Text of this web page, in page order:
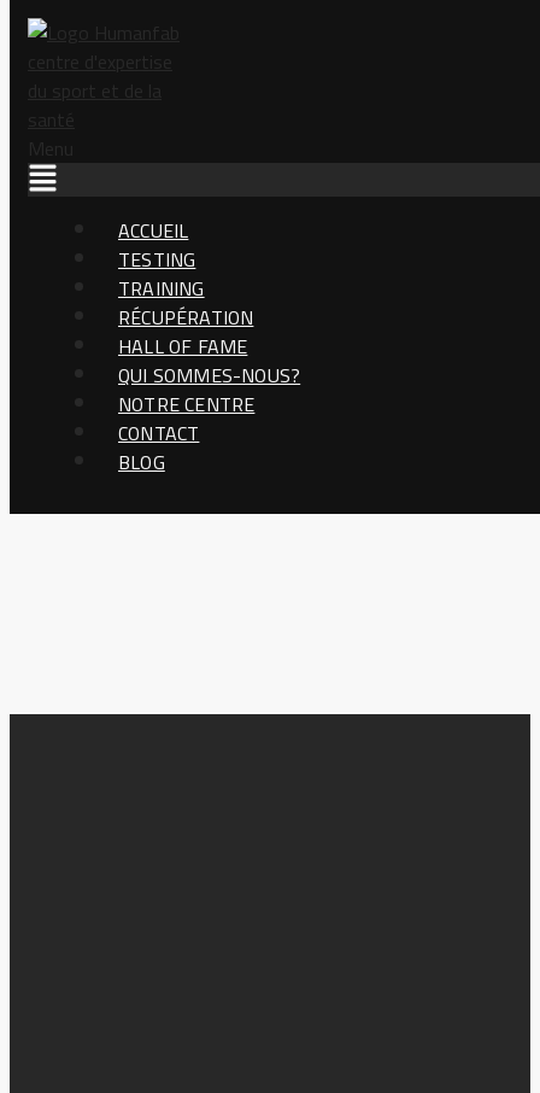
Aller au contenu
ACCUEIL
TESTING
TRAINING
RÉCUPÉRATION
HALL OF FAME
QUI SOMMES-NOUS?
NOTRE CENTRE
CONTACT
BLOG
Athlètes